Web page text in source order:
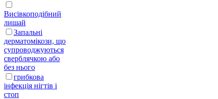
Висівкоподібний
лишай
Запальні
дерматомікози, що
супроводжуються
сверблячкою або
без нього
грибкова
інфекція нігтів і
стоп